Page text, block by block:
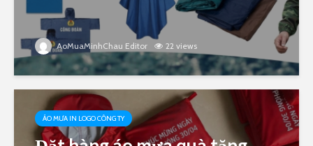
AoMuaMinhChau Editor 22 views
ÁO MƯA IN LOGO CÔNG TY